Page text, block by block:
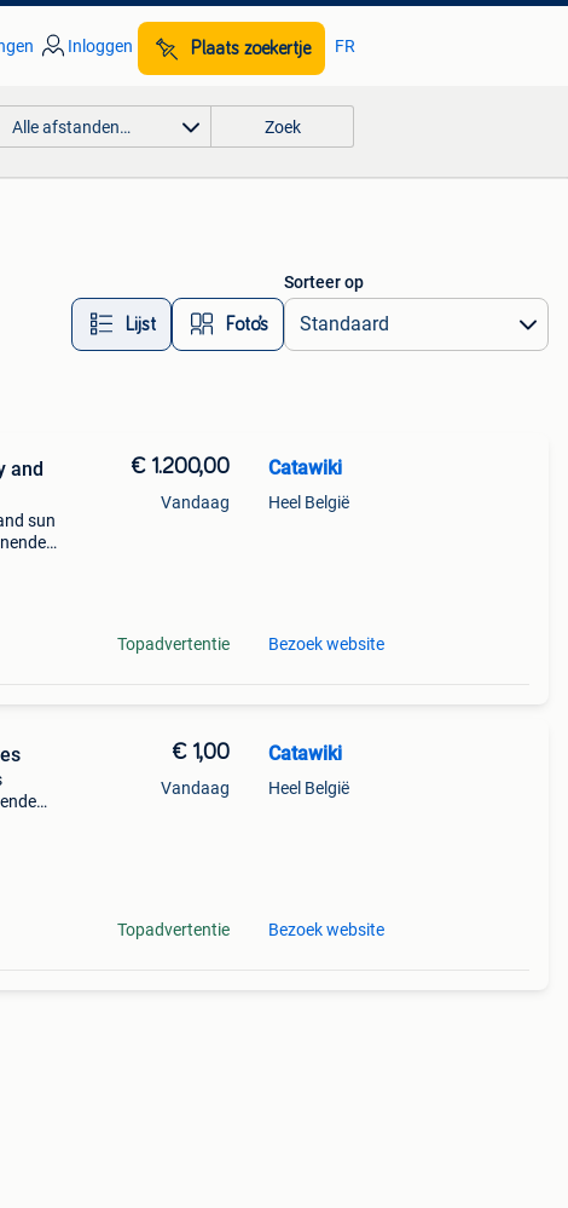
Inloggen Plaats zoekertje FR
Alle afstanden… Zoek
Lijst Foto’s
Sorteer op
and
sun
€ 1.200,00
Vandaag
Topadvertentie
Catawiki
Heel België
Bezoek website
€ 1,00
Vandaag
Topadvertentie
Catawiki
Heel België
Bezoek website